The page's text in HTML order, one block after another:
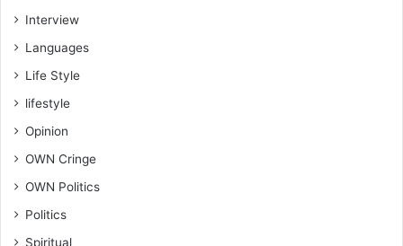
Interview
Languages
Life Style
lifestyle
Opinion
OWN Cringe
OWN Politics
Politics
Spiritual